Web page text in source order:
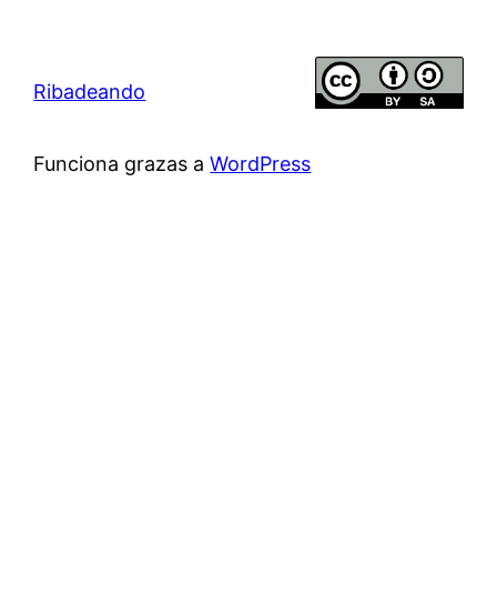
Ribadeando
Funciona grazas aWordPress